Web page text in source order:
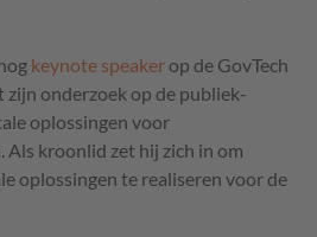
keynote speaker op de GovTech
zijn onderzoek op de publiek-
oplossingen voor
Als kroonlid zet hij zich in om
oplossingen te realiseren voor de